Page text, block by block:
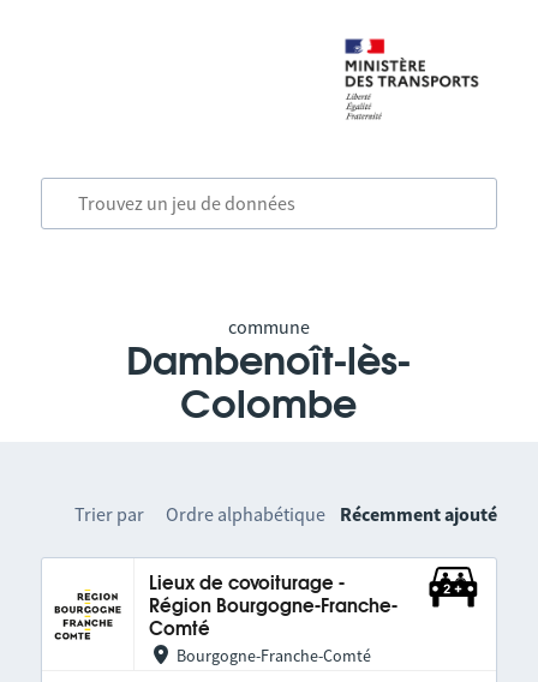
commune
Dambenoît-lès-
Colombe
Trier par Ordre alphabétique Récemment ajouté
Lieux de covoiturage -
Région Bourgogne-Franche-
Comté
Bourgogne-Franche-Comté